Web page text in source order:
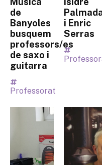
de
Banyoles
busquem
professors/es
de saxo i
guitarra
Professorat
i Enric
Serras